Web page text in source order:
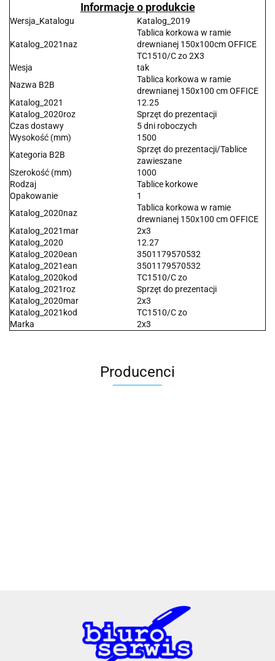
Informacje o produkcie
Wersja_Katalogu Katalog_2019
Katalog_2021naz
Tablica korkowa w ramie
drewnianej 150x100cm OFFICE
TC1510/C zo 2X3
Wesja
tak
Nazwa B2B
Tablica korkowa w ramie
drewnianej 150x100 cm OFFICE
Katalog_2021
12.25
Katalog_2020roz
Sprzęt do prezentacji
Czas dostawy
5 dni roboczych
Wysokość (mm)
1500
Kategoria B2B
Sprzęt do prezentacji/Tablice
zawieszane
Szerokość (mm)
1000
Rodzaj
Tablice korkowe
Opakowanie
1
Katalog_2020naz
Tablica korkowa w ramie
drewnianej 150x100 cm OFFICE
Katalog_2021mar
2x3
Katalog_2020
12.27
Katalog_2020ean
3501179570532
Katalog_2021ean
3501179570532
Katalog_2020kod
TC1510/C zo
Katalog_2021roz
Sprzęt do prezentacji
Katalog_2020mar
2x3
Katalog_2021kod
TC1510/C zo
Marka
2x3
Producenci
A4 Tech